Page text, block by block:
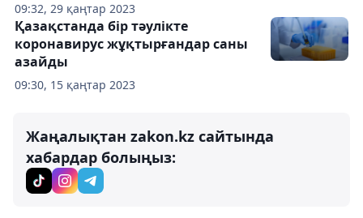
09:32, 29 қаңтар 2023
09:30, 15 қаңтар 2023
Қазақстанда бір тәулікте
коронавирус жұқтырғандар саны
азайды
Жаңалықтан zakon.kz сайтында
хабардар болыңыз: